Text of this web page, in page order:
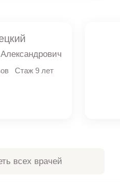
Стаж 9 лет
всех врачей